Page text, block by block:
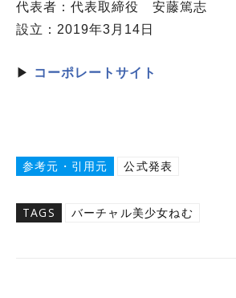
代表者：代表取締役 安藤篤志
設立：2019年3月14日
▶ コーポレートサイト
参考元・引用元 公式発表
TAGS バーチャル美少女ねむ